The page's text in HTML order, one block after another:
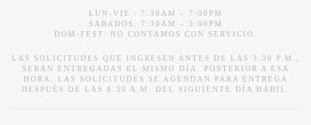
LUN-VIE : 7:30AM – 7:00PM
SÁBADOS: 7:30AM – 3:00PM
DOM-FEST: NO CONTAMOS CON SERVICIO.
LAS SOLICITUDES QUE INGRESEN ANTES DE LAS 3.30 P.M.,
SERÁN ENTREGADAS EL MISMO DÍA. POSTERIOR A ESA
HORA, LAS SOLICITUDES SE AGENDAN PARA ENTREGA
DESPUÉS DE LAS 8.30 A.M. DEL SIGUIENTE DÍA HÁBIL.